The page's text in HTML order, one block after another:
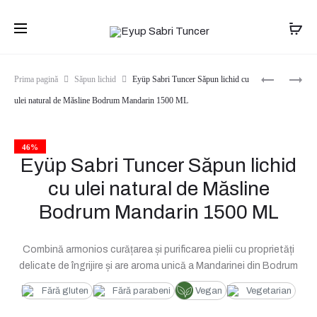
2 zile.
ULEI
NATURAL
AMBER
ML
ULEI
NATURAL
HAWAII
1500
ML
Prima pagină Săpun lichid Eyüp Sabri Tuncer Săpun lichid cu
ulei natural de Măsline Bodrum Mandarin 1500 ML
46%
Eyüp Sabri Tuncer Săpun lichid
cu ulei natural de Măsline
Bodrum Mandarin 1500 ML
Combină armonios curățarea și purificarea pielii cu proprietăți
delicate de îngrijire și are aroma unică a Mandarinei din Bodrum
Fără gluten Fără parabeni Vegan Vegetarian